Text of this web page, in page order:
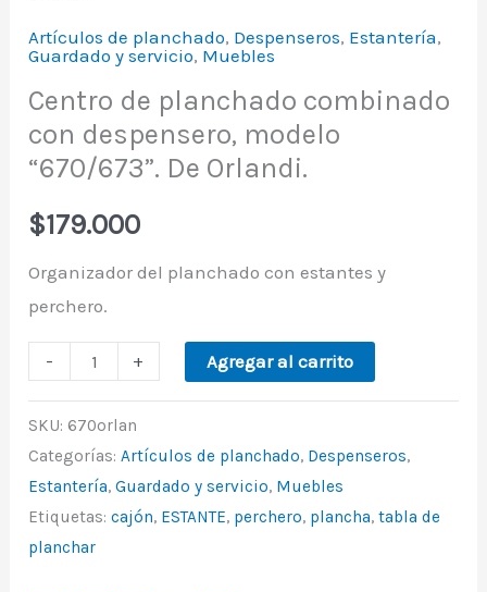
Artículos de planchado, Despenseros, Estantería,
Guardado y servicio, Muebles
Centro de planchado combinado
con despensero, modelo
“670/673”. De Orlandi.
$179.000
Organizador del planchado con estantes y
perchero.
- + Agregar al carrito
SKU: 670orlan
Categorías:Artículos de planchado, Despenseros,
Estantería,Guardado y servicio, Muebles
Etiquetas:cajón, ESTANTE, perchero, plancha,tabla de
planchar